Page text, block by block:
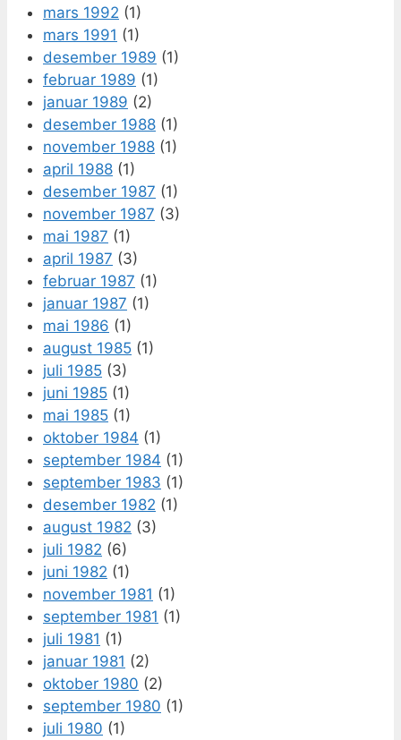
mars 1992 (1)
mars 1991 (1)
desember 1989 (1)
februar 1989 (1)
januar 1989 (2)
desember 1988 (1)
november 1988 (1)
april 1988 (1)
desember 1987 (1)
november 1987 (3)
mai 1987 (1)
april 1987 (3)
februar 1987 (1)
januar 1987 (1)
mai 1986 (1)
august 1985 (1)
juli 1985 (3)
juni 1985 (1)
mai 1985 (1)
oktober 1984 (1)
september 1984 (1)
september 1983 (1)
desember 1982 (1)
august 1982 (3)
juli 1982 (6)
juni 1982 (1)
november 1981 (1)
september 1981 (1)
juli 1981 (1)
januar 1981 (2)
oktober 1980 (2)
september 1980 (1)
juli 1980 (1)